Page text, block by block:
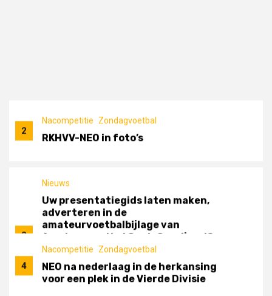
Nieuws
Uw presentatiegids laten maken,
adverteren in de
Ook dat is mogelijk. Adverteren op
onze website
www.amateurvoetbaloostoverijssel.nl?
Mogelijkheden genoeg
Nacompetitie
NEO na nederlaag in de herkansing
voor een plek in de Vierde Divisie
5
Nacompetitie
Overzicht finales nacompetities